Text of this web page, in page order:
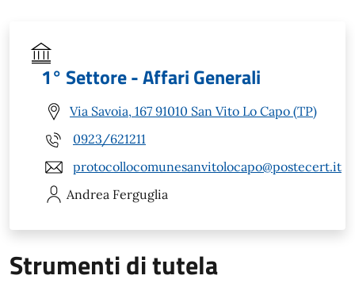
1° Settore - Affari Generali
Via Savoia, 167 91010 San Vito Lo Capo (TP)
0923/621211
protocollocomunesanvitolocapo@postecert.it
Andrea Ferguglia
Strumenti di tutela